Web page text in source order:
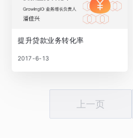
提升贷款业务转化率
2017-6-13
上一页